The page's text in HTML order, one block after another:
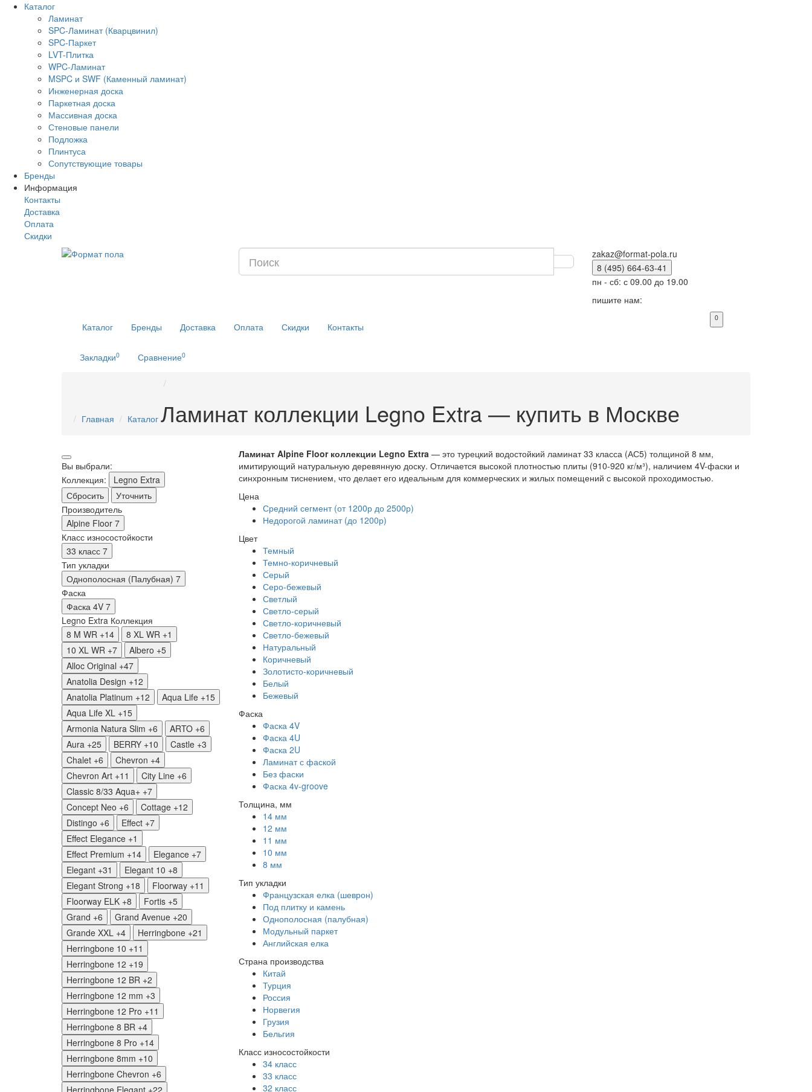
Каталог
Ламинат
SPC-Ламинат (Кварцвинил)
SPC-Паркет
LVT-Плитка
WPC-Ламинат
MSPC и SWF (Каменный ламинат)
Инженерная доска
Паркетная доска
Массивная доска
Стеновые панели
Подложка
Плинтуса
Сопутствующие товары
Бренды
Информация
Контакты
Доставка
Оплата
Скидки
zakaz@format-pola.ru
8 (495) 664-63-41
пн - сб: с 09.00 до 19.00
пишите нам:
Каталог Бренды Доставка Оплата Скидки Контакты
Закладки0 Сравнение0
0
Главная Каталог Ламинат коллекции Legno Extra — купить в Москве
Вы выбрали:
Коллекция:
Legno Extra
Сбросить
Уточнить
Производитель
Alpine Floor 7
Класс износостойкости
33 класс 7
Тип укладки
Однополосная (Палубная) 7
Фаска
Фаска 4V 7
Legno Extra Коллекция
8 M WR +14 8 XL WR +1
10 XL WR +7 Albero +5
Alloc Original +47
Anatolia Design +12
Anatolia Platinum +12 Aqua Life +15
Aqua Life XL +15
Armonia Natura Slim +6 ARTO +6
Aura +25 BERRY +10 Castle +3
Chalet +6 Chevron +4
Chevron Art +11 City Line +6
Classic 8/33 Aqua+ +7
Concept Neo +6 Cottage +12
Distingo +6 Effect +7
Effect Elegance +1
Effect Premium +14 Elegance +7
Elegant +31 Elegant 10 +8
Elegant Strong +18 Floorway +11
Floorway ELK +8 Fortis +5
Grand +6 Grand Avenue +20
Grande XXL +4 Herringbone +21
Herringbone 10 +11
Herringbone 12 +19
Herringbone 12 BR +2
Herringbone 12 mm +3
Herringbone 12 Pro +11
Herringbone 8 BR +4
Herringbone 8 Pro +14
Herringbone 8mm +10
Herringbone Chevron +6
Herringbone Elegant +22
Ламинат Alpine Floor коллекции Legno Extra — это турецкий водостойкий ламинат 33 класса (АС5) толщиной 8 мм,
имитирующий натуральную деревянную доску. Отличается высокой плотностью плиты (910-920 кг/м³), наличием 4V-фаски и
синхронным тиснением, что делает его идеальным для коммерческих и жилых помещений с высокой проходимостью.
Цена
Средний сегмент (от 1200р до 2500р)
Недорогой ламинат (до 1200р)
Цвет
Темный
Темно-коричневый
Серый
Серо-бежевый
Светлый
Светло-серый
Светло-коричневый
Светло-бежевый
Натуральный
Коричневый
Золотисто-коричневый
Белый
Бежевый
Фаска
Фаска 4V
Фаска 4U
Фаска 2U
Ламинат с фаской
Без фаски
Фаска 4v-groove
Толщина, мм
14 мм
12 мм
11 мм
10 мм
8 мм
Тип укладки
Французская елка (шеврон)
Под плитку и камень
Однополосная (палубная)
Модульный паркет
Английская елка
Страна производства
Китай
Турция
Россия
Норвегия
Грузия
Бельгия
Класс износостойкости
34 класс
33 класс
32 класс